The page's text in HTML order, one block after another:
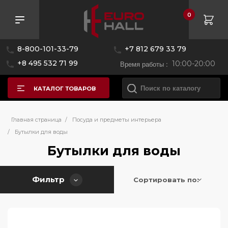
8-800-101-33-79
+7 812 679 33 79
+8 495 532 71 99
Время работы : 10:00-20:00
0
КАТАЛОГ ТОВАРОВ
Главная страница /
Посуда и предметы интерьера
/
Бутылки для воды
Бутылки для воды
Фильтр
Розничная цена
—
Бренд
BORK
Bugatti
Smeg
Страна производитель
Италия
Китай
Сортировать по: